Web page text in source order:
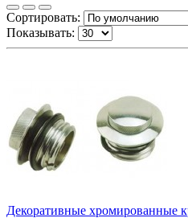
Сортировать:
Показывать:
Декоративные хромированные